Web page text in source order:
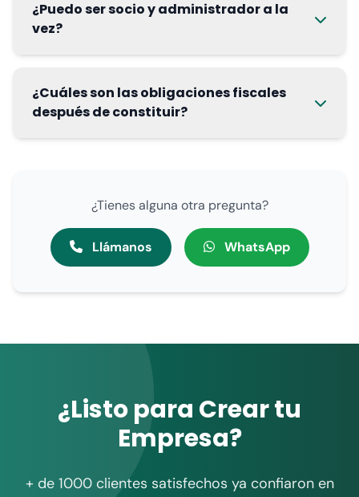
¿Puedo ser socio y administrador a la
vez?
¿Cuáles son las obligaciones fiscales
después de constituir?
¿Tienes alguna otra pregunta?
Llámanos WhatsApp
¿Listo para Crear tu
Empresa?
+ de 1000 clientes satisfechos ya confiaron en